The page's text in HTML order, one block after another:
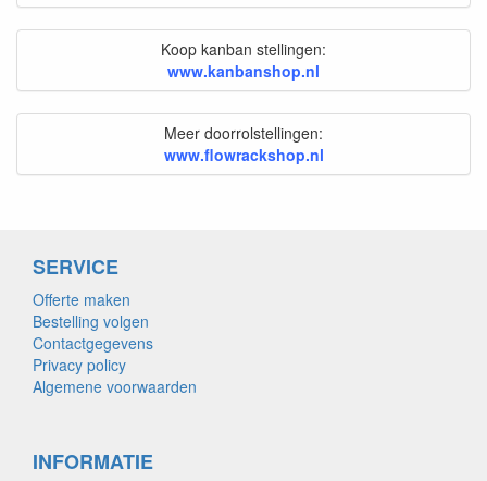
Koop kanban stellingen:
www.kanbanshop.nl
Meer doorrolstellingen:
www.flowrackshop.nl
SERVICE
Offerte maken
Bestelling volgen
Contactgegevens
Privacy policy
Algemene voorwaarden
INFORMATIE